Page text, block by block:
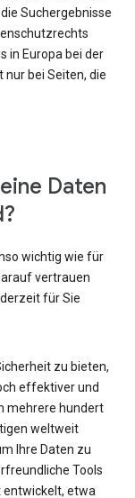
Suchergebnisse
in Europa bei der
nur bei Seiten, die
Daten
wichtig wie für
vertrauen
für Sie
zu bieten,
effektiver und
mehrere hundert
weltweit
Ihre Daten zu
Tools
entwickelt, etwa